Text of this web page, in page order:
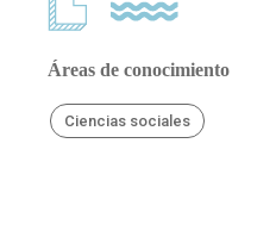
Áreas de conocimiento
Ciencias sociales